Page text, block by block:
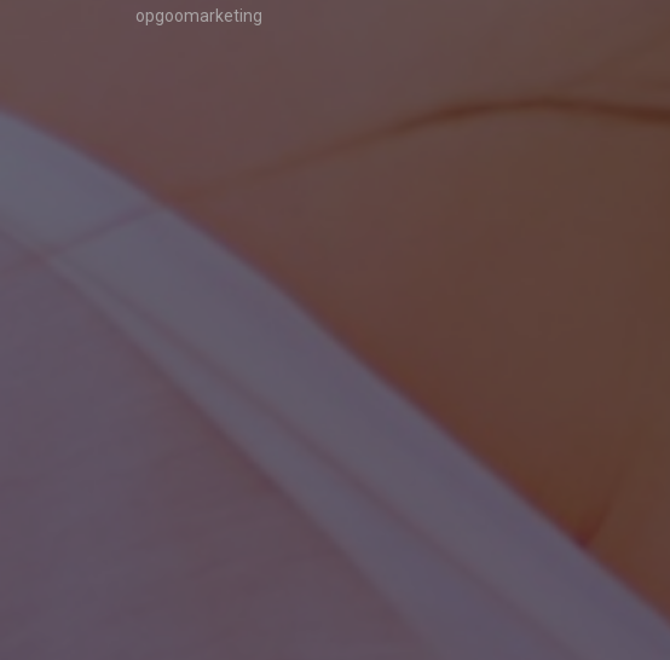
opgoomarketing